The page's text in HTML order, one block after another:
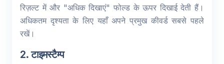
रिज़ल्ट में और "अधिक दिखाएं" फोल्ड के ऊपर दिखाई देती हैं।
अधिकतम दृश्यता के लिए यहाँ अपने प्रमुख कीवर्ड सबसे पहले
रखें।
2. टाइमस्टैम्प